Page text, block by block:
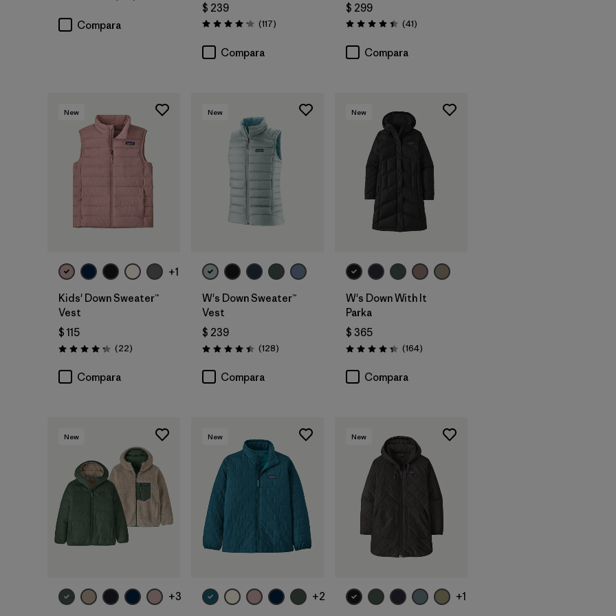
Compara
$ 239
Valoración: 4.2 / 5
(117Comentarios
)
Compara
$ 299
Valoración: 4.4 / 5
(41Comentarios
)
Compara
New
+1
Kids' Down Sweater™
Vest
$ 115
Valoración: 4.3 / 5
(22Comentarios
)
Compara
New
W's Down Sweater™
Vest
$ 239
Valoración: 4.4 / 5
(128Comentarios
)
Compara
New
W's Down With It
Parka
$ 365
Valoración: 4.4 / 5
(164Comentarios
)
Compara
New
+3
New
+2
New
+1